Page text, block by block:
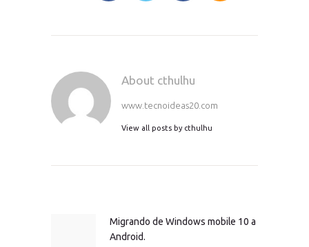
About cthulhu
www.tecnoideas20.com
View all posts by cthulhu
entradasPrevious
post:
Migrando de Windows mobile 10 a
Android.